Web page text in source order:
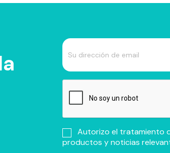
Autorizo el tratamiento
productos y noticias